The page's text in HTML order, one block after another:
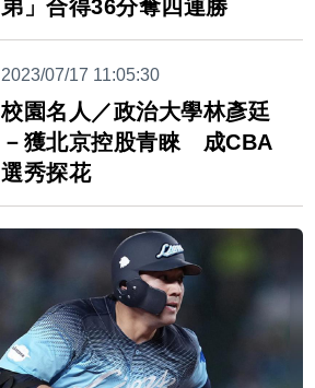
弟」合得36分奪四連勝
2023/07/17 11:05:30
校園名人／政治大學林彥廷
－獲北京控股青睞 成CBA
選秀探花